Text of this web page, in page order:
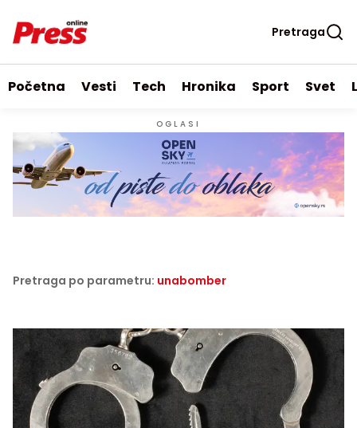
Pretraga
Početna Vesti Tech Hronika Sport Svet
OGLASI
Pretraga po parametru: unabomber